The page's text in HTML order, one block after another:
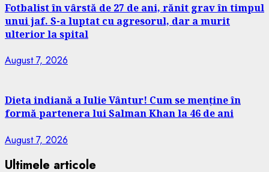
Fotbalist în vârstă de 27 de ani, rănit grav în timpul
unui jaf. S-a luptat cu agresorul, dar a murit
ulterior la spital
August 7, 2026
Dieta indiană a Iulie Vântur! Cum se menține în
formă partenera lui Salman Khan la 46 de ani
August 7, 2026
Ultimele articole